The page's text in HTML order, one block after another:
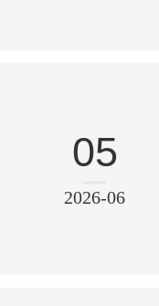
05
2026-06